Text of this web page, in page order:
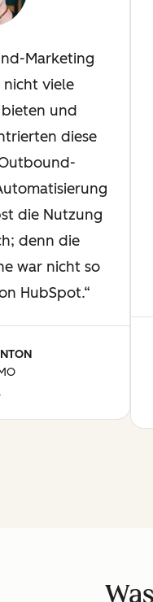
Marketing
viele
und
diese
die Nutzung
denn die
war nicht so
HubSpot.